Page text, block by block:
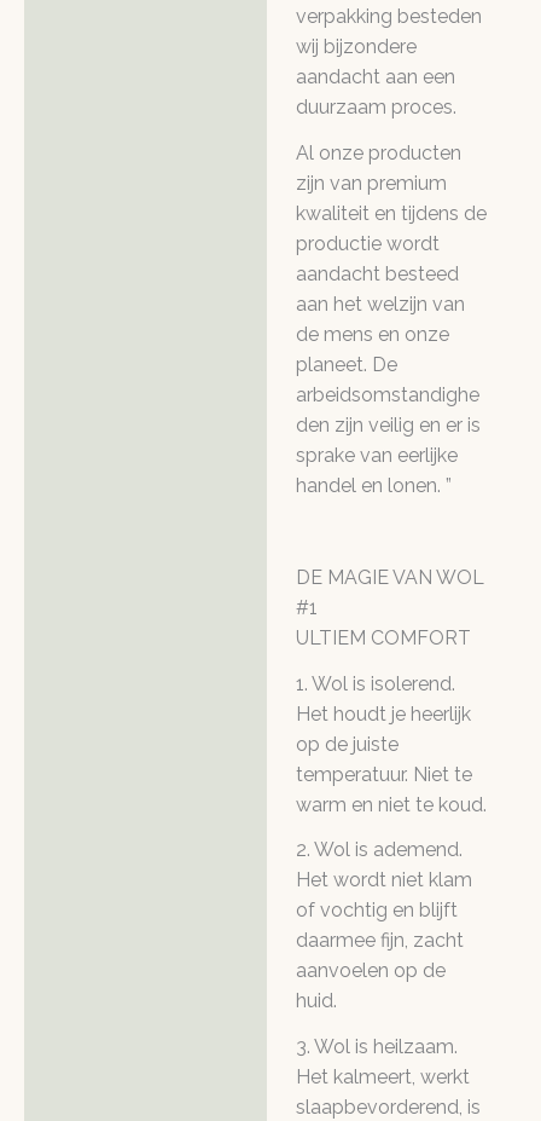
verpakking besteden
wij bijzondere
aandacht aan een
duurzaam proces.
Al onze producten
zijn van premium
kwaliteit en tijdens de
productie wordt
aandacht besteed
aan het welzijn van
de mens en onze
planeet. De
arbeidsomstandighe
den zijn veilig en er is
sprake van eerlijke
handel en lonen. ”
DE MAGIE VAN WOL
#1
ULTIEM COMFORT
1. Wol is isolerend.
Het houdt je heerlijk
op de juiste
temperatuur. Niet te
warm en niet te koud.
2. Wol is ademend.
Het wordt niet klam
of vochtig en blijft
daarmee fijn, zacht
aanvoelen op de
huid.
3. Wol is heilzaam.
Het kalmeert, werkt
slaapbevorderend, is